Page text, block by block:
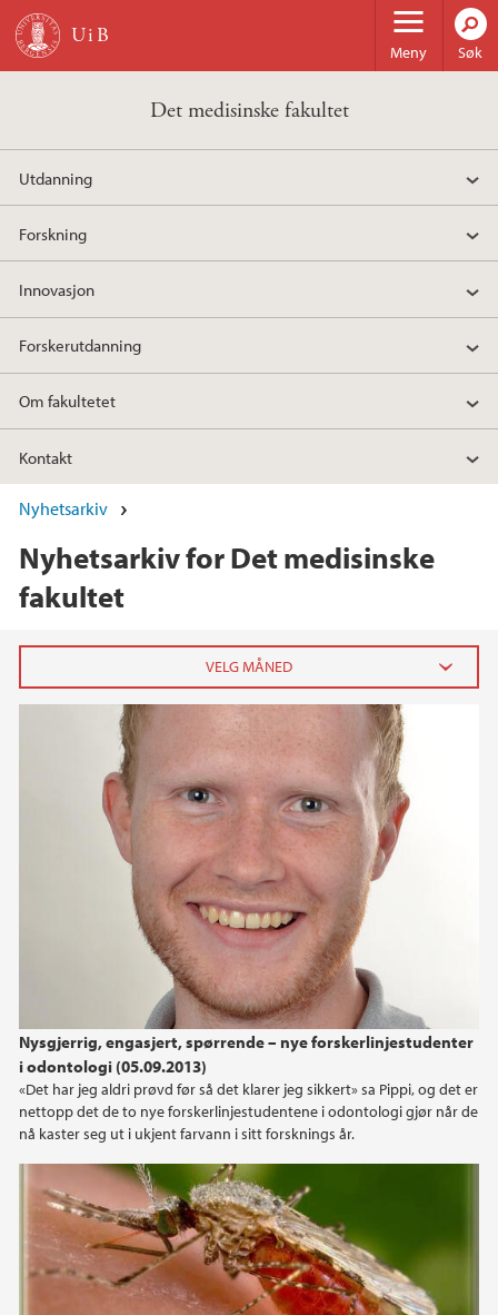
Hopp til hovedinnhold
Meny Søk
Det medisinske fakultet
Utdanning
Forskning
Innovasjon
Forskerutdanning
Om fakultetet
Kontakt
Nyhetsarkiv
Nyhetsarkiv for Det medisinske
fakultet
Nysgjerrig, engasjert, spørrende – nye forskerlinjestudenter
i odontologi (05.09.2013)
«Det har jeg aldri prøvd før så det klarer jeg sikkert» sa Pippi, og det er
nettopp det de to nye forskerlinjestudentene i odontologi gjør når de
nå kaster seg ut i ukjent farvann i sitt forsknings år.
2026
juni (2)
mai (4)
april (5)
mars (3)
februar (6)
januar (12)
2025
2024
2022
2021
2020
2019